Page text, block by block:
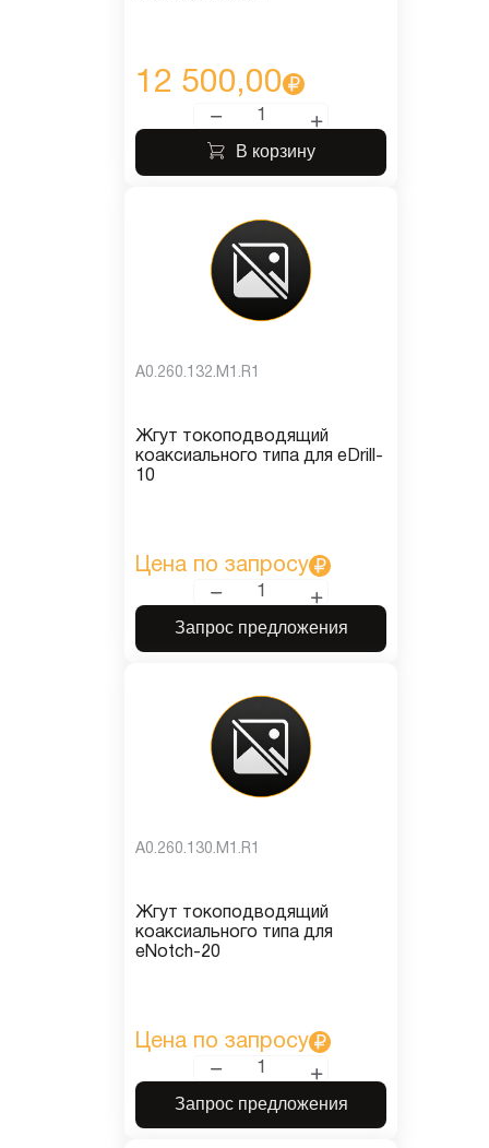
12 500,00
В корзину
A0.260.132.M1.R1
Жгут токоподводящий
коаксиального типа для eDrill-
10
Цена по запросу
Запрос предложения
A0.260.130.M1.R1
Жгут токоподводящий
коаксиального типа для
eNotch-20
Цена по запросу
Запрос предложения